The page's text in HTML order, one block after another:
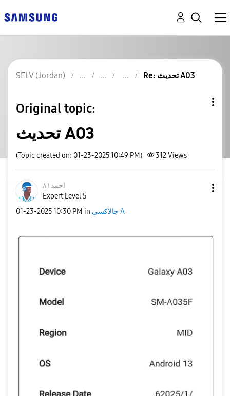
SELV (Jordan) Re: تحديث A03
Original topic:
تحديث A03
(Topic created on: 01-23-2025 10:49 PM) 312Views
احمد٨١
Expert Level 5
‎01-23-202510:30 PM in جالاكسى A